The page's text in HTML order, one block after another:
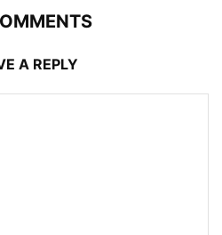
A REPLY